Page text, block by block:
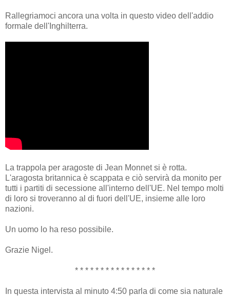
Rallegriamoci ancora una volta in questo video dell'addio
formale dell'Inghilterra.
La trappola per aragoste di Jean Monnet si è rotta.
L'aragosta britannica è scappata e ciò servirà da monito per
tutti i partiti di secessione all'interno dell'UE. Nel tempo molti
di loro si troveranno al di fuori dell'UE, insieme alle loro
nazioni.
Un uomo lo ha reso possibile.
Grazie Nigel.
* * * * * * * * * * * * * * * *
In questa intervista al minuto 4:50 parla di come sia naturale